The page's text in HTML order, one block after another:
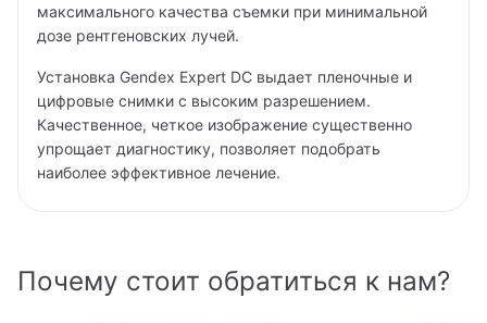
максимального качества съемки при минимальной
дозе рентгеновских лучей.
Установка Gendex Expert DC выдает пленочные и
цифровые снимки с высоким разрешением.
Качественное, четкое изображение существенно
упрощает диагностику, позволяет подобрать
наиболее эффективное лечение.
Почему стоит обратиться к нам?
Гематология
Генетик
Гепатолог
Гинеколог-хирург